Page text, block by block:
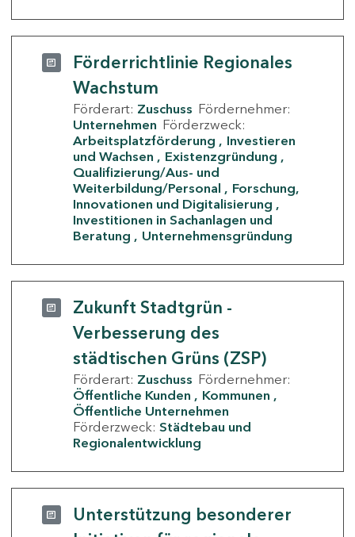
Förderrichtlinie Regionales
Wachstum
Förderart: Zuschuss Fördernehmer:
Unternehmen Förderzweck:
Arbeitsplatzförderung
Investieren
und Wachsen
Existenzgründung
Qualifizierung/Aus- und
Weiterbildung/Personal
Forschung,
Innovationen und Digitalisierung
Investitionen in Sachanlagen und
Beratung
Unternehmensgründung
Zukunft Stadtgrün -
Verbesserung des
städtischen Grüns (ZSP)
Förderart: Zuschuss Fördernehmer:
Öffentliche Kunden
Kommunen
Öffentliche Unternehmen
Förderzweck: Städtebau und
Regionalentwicklung
Unterstützung besonderer